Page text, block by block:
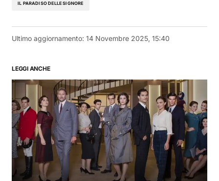
IL PARADISO DELLE SIGNORE
Ultimo aggiornamento: 14 Novembre 2025, 15:40
LEGGI ANCHE